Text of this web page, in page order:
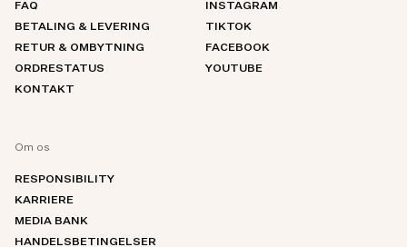
FAQ
BETALING & LEVERING
RETUR & OMBYTNING
ORDRESTATUS
KONTAKT
INSTAGRAM
TIKTOK
FACEBOOK
YOUTUBE
Om os
RESPONSIBILITY
KARRIERE
MEDIA BANK
HANDELSBETINGELSER